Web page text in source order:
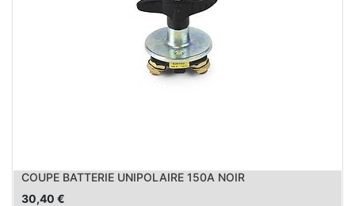
COUPE BATTERIE UNIPOLAIRE 150A NOIR
30,40 €